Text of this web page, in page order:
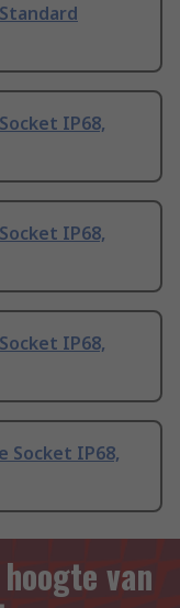
IP68,
IP68,
IP68,
Socket IP68,
van